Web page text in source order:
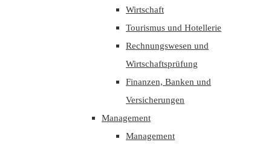
Wirtschaft
Tourismus und Hotellerie
Rechnungswesen und
Wirtschaftsprüfung
Finanzen, Banken und
Versicherungen
Management
Management